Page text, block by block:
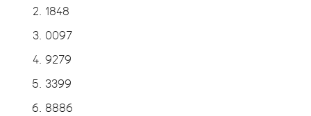
1848
0097
9279
3399
8886